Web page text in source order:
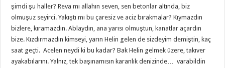
şimdi şu haller? Reva mı allahın seven, sen betonlar altında, biz
olmuşuz seyirci. Yakıştı mı bu çaresiz ve aciz bırakmalar? Kıymazdın
bizlere, kıramazdın. Ablaydın, ana yarısı olmuştun, kanatlar açardın
bize. Kızdırmazdın kimseyi, yarın Helin gelen de sizdeyim demiştin, kaç
saat geçti. Acelen neydi ki bu kadar? Bak Helin gelmek üzere, takıver
ayakabılarını. Yalnız, tek başınamısın karanlık denizinde… varabildin